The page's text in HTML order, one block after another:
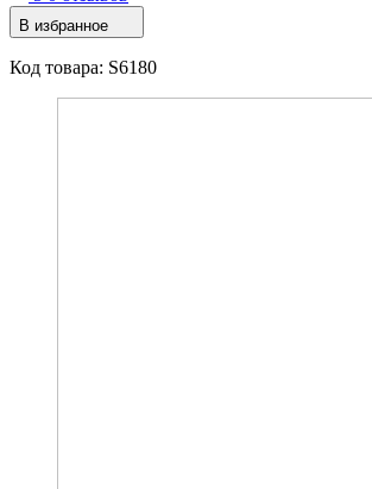
В избранное
Код товара: S6180